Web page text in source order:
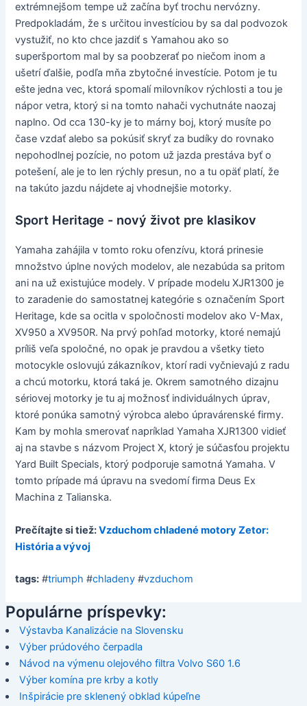
extrémnejšom tempe už začína byť trochu nervózny.
Predpokladám, že s určitou investíciou by sa dal podvozok
vystužiť, no kto chce jazdiť s Yamahou ako so
superšportom mal by sa poobzerať po niečom inom a
ušetrí ďalšie, podľa mňa zbytočné investície. Potom je tu
ešte jedna vec, ktorá spomalí milovníkov rýchlosti a tou je
nápor vetra, ktorý si na tomto nahači vychutnáte naozaj
naplno. Od cca 130-ky je to márny boj, ktorý musíte po
čase vzdať alebo sa pokúsiť skryť za budíky do rovnako
nepohodlnej pozície, no potom už jazda prestáva byť o
potešení, ale je to len rýchly presun, no a tu opäť platí, že
na takúto jazdu nájdete aj vhodnejšie motorky.
Sport Heritage - nový život pre klasikov
Yamaha zahájila v tomto roku ofenzívu, ktorá prinesie
množstvo úplne nových modelov, ale nezabúda sa pritom
ani na už existujúce modely. V prípade modelu XJR1300 je
to zaradenie do samostatnej kategórie s označením Sport
Heritage, kde sa ocitla v spoločnosti modelov ako V-Max,
XV950 a XV950R. Na prvý pohľad motorky, ktoré nemajú
príliš veľa spoločné, no opak je pravdou a všetky tieto
motocykle oslovujú zákazníkov, ktorí radi vyčnievajú z radu
a chcú motorku, ktorá taká je. Okrem samotného dizajnu
sériovej motorky je tu aj možnosť individuálnych úprav,
ktoré ponúka samotný výrobca alebo úpravárenské firmy.
Kam by mohla smerovať napríklad Yamaha XJR1300 vidieť
aj na stavbe s názvom Project X, ktorý je súčasťou projektu
Yard Built Specials, ktorý podporuje samotná Yamaha. V
tomto prípade má úpravu na svedomí firma Deus Ex
Machina z Talianska.
Prečítajte si tiež:Vzduchom chladené motory Zetor:
História a vývoj
tags: #triumph #chladeny #vzduchom
Populárne príspevky:
Výstavba Kanalizácie na Slovensku
Výber prúdového čerpadla
Návod na výmenu olejového filtra Volvo S60 1.6
Výber komína pre krby a kotly
Inšpirácie pre sklenený obklad kúpeľne